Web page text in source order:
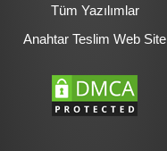
Tüm Yazılımlar
Anahtar Teslim Web Site